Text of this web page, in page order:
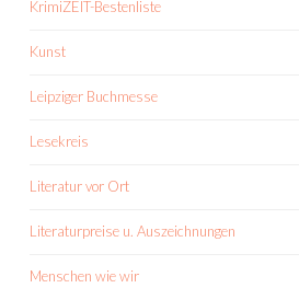
KrimiZEIT-Bestenliste
Kunst
Leipziger Buchmesse
Lesekreis
Literatur vor Ort
Literaturpreise u. Auszeichnungen
Menschen wie wir